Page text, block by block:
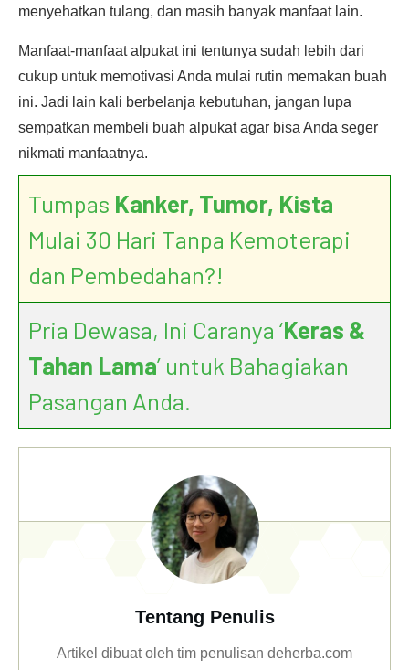
menyehatkan tulang, dan masih banyak manfaat lain.
Manfaat-manfaat alpukat ini tentunya sudah lebih dari
cukup untuk memotivasi Anda mulai rutin memakan buah
ini. Jadi lain kali berbelanja kebutuhan, jangan lupa
sempatkan membeli buah alpukat agar bisa Anda seger
nikmati manfaatnya.
Tumpas Kanker, Tumor, Kista
Mulai 30 Hari Tanpa Kemoterapi
dan Pembedahan?!
Pria Dewasa, Ini Caranya ‘Keras &
Tahan Lama’ untuk Bahagiakan
Pasangan Anda.
Tentang Penulis
Artikel dibuat oleh tim penulisan deherba.com